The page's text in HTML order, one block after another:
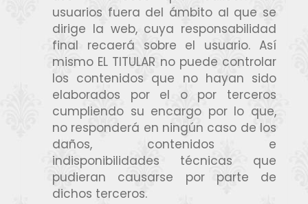
usuarios fuera del ámbito al que se
dirige la web, cuya responsabilidad
final recaerá sobre el usuario. Así
mismo EL TITULAR no puede controlar
los contenidos que no hayan sido
elaborados por el o por terceros
cumpliendo su encargo por lo que,
no responderá en ningún caso de los
daños, contenidos e
indisponibilidades técnicas que
pudieran causarse por parte de
dichos terceros.